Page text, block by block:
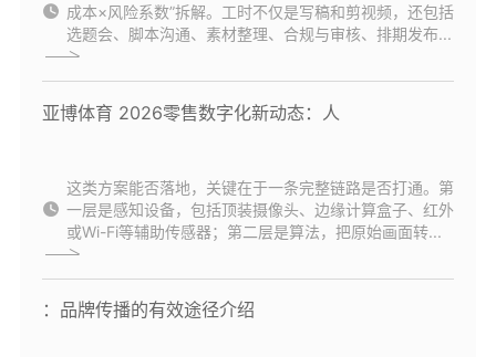
成本×风险系数”拆解。工时不仅是写稿和剪视频，还包括
选题会、脚本沟通、素材整理、合规与审核、排期发布...
亚博体育 2026零售数字化新动态：人
这类方案能否落地，关键在于一条完整链路是否打通。第
一层是感知设备，包括顶装摄像头、边缘计算盒子、红外
或Wi-Fi等辅助传感器；第二层是算法，把原始画面转...
：品牌传播的有效途径介绍